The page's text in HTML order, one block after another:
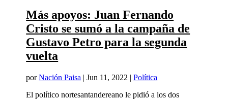
Más apoyos: Juan Fernando
Cristo se sumó a la campaña de
Gustavo Petro para la segunda
vuelta
porNación Paisa |Jun 11, 2022 |Política
El político nortesantandereano le pidió a los dos